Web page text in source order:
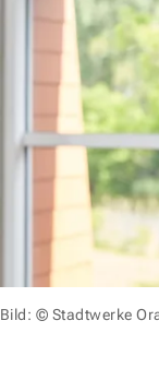
Bild: © Stadtwerke